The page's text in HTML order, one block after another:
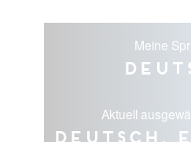
Meine
Aktuell
Deutsch,